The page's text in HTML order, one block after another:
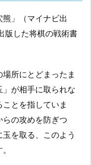
熊」（マイナビ出
版した将棋の戦術書
場所にとどまったま
」が相手に取られな
とを指していま
の攻めを防ぎつ
を取る、このよう